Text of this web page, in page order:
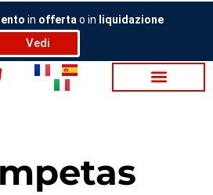
in offerta o in liquidazione
Vedi